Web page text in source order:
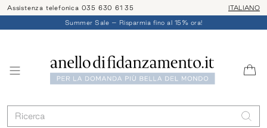
Assistenza telefonica 035 630 61 35 ITALIANO
Summer Sale – Risparmia fino al 15% ora!